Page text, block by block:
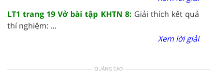
LT1 trang 19 Vở bài tập KHTN 8: Giải thích kết quả
thí nghiệm: ...
Xem lời giải
QUẢNG CÁO